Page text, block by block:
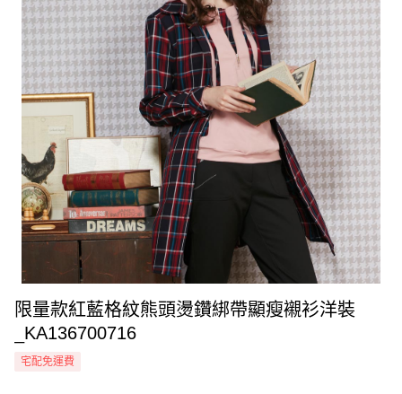
限量款紅藍格紋熊頭燙鑽綁帶顯瘦襯衫洋裝
_KA136700716
宅配免運費